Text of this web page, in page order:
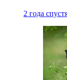
2 года